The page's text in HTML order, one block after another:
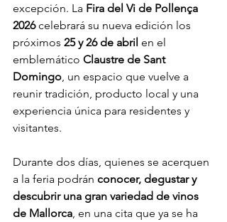
excepción. La Fira del Vi de Pollença
2026 celebrará su nueva edición los
próximos 25 y 26 de abril en el
emblemático Claustre de Sant
Domingo , un espacio que vuelve a
reunir tradición, producto local y una
experiencia única para residentes y
visitantes.
Durante dos días, quienes se acerquen
a la feria podrán conocer, degustar y
descubrir una gran variedad de vinos
de Mallorca , en una cita que ya se ha